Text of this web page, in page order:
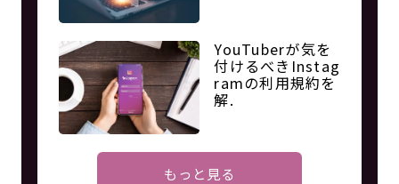
YouTuberが気を
付けるべきInstag
ramの利用規約を
解.
もっと見る